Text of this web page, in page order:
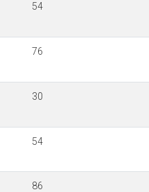
54
76
30
54
86